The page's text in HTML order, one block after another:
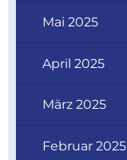
Mai 2025
April 2025
März 2025
Februar 2025